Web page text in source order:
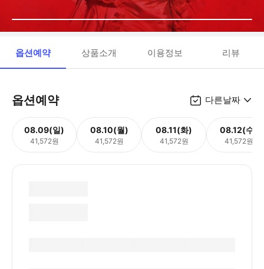
옵션예약 상품소개 이용정보 리뷰
옵션예약 다른날짜
08.09(일)
41,572원
08.10(월)
41,572원
08.11(화)
41,572원
08.12(수)
41,572원